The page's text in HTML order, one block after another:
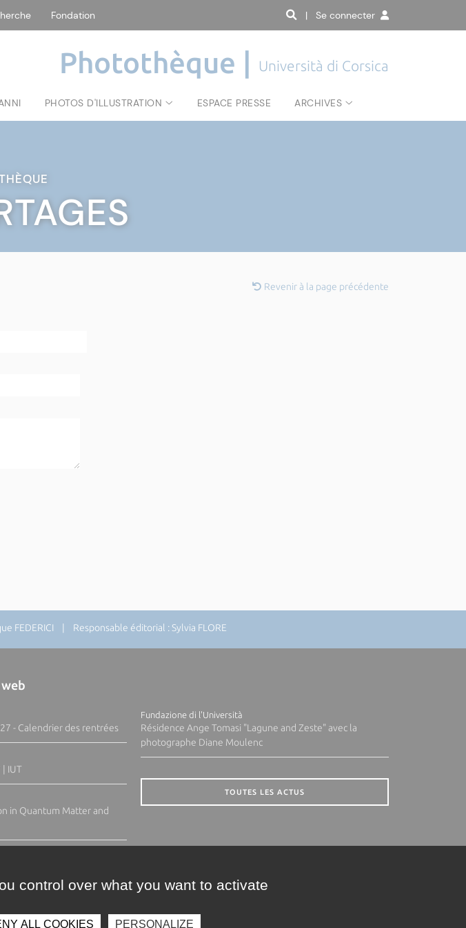
Fondation | Se connecter
Photothèque | Università di Corsica
PHOTOS D'ILLUSTRATION ESPACE PRESSE ARCHIVES
Revenir à la page précédente
FEDERICI | Responsable éditorial : Sylvia FLORE
- Calendrier des rentrées
IUT
in Quantum Matter and
Fundazione di l'Università
Résidence Ange Tomasi "Lagune and Zeste" avec la
photographe Diane Moulenc
TOUTES LES ACTUS
control over what you want to activate
ALL COOKIES PERSONALIZE